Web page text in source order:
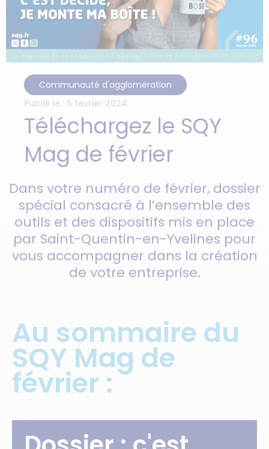
Communauté d'agglomération
Publié le : 5 février 2024
Téléchargez le SQY
Mag de février
Dans votre numéro de février, dossier
spécial consacré à l’ensemble des
outils et des dispositifs mis en place
par Saint-Quentin-en-Yvelines pour
vous accompagner dans la création
de votre entreprise.
Au sommaire du
SQY Mag de
février :